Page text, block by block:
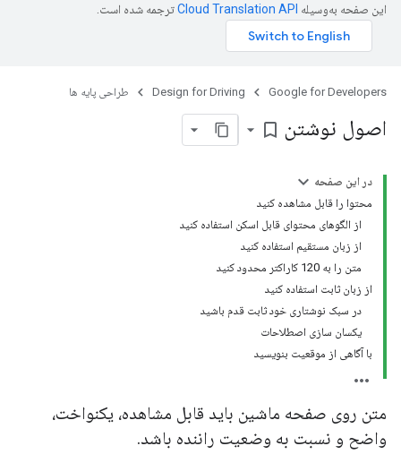
این صفحه به‌وسیله ترجمه شده است.
Google for Developers
Design for Driving طراحی پایه ها
اصول نوشتن bookmark_border
در این صفحه
محتوا را قابل مشاهده کنید
از الگوهای محتوای قابل اسکن استفاده کنید
از زبان مستقیم استفاده کنید
متن را به 120 کاراکتر محدود کنید
از زبان ثابت استفاده کنید
در سبک نوشتاری خود ثابت قدم باشید
یکسان سازی اصطلاحات
با آگاهی از موقعیت بنویسید
متن روی صفحه ماشین باید قابل مشاهده، یکنواخت،
واضح و نسبت به وضعیت راننده باشد.